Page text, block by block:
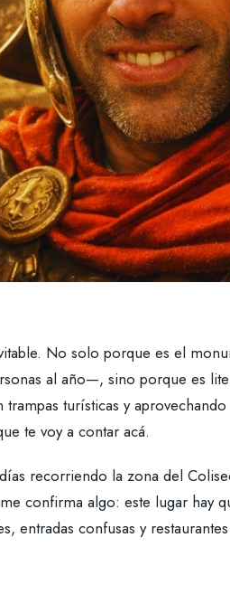
No solo porque es el
al año—, sino porque es
turísticas y
te voy a contar acá.
recorriendo la zona del
confirma algo: este lugar hay
entradas confusas y